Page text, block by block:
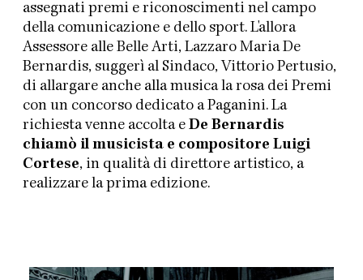
assegnati premi e riconoscimenti nel campo
della comunicazione e dello sport. L'allora
Assessore alle Belle Arti, Lazzaro Maria De
Bernardis, suggerì al Sindaco, Vittorio Pertusio,
di allargare anche alla musica la rosa dei Premi
con un concorso dedicato a Paganini. La
richiesta venne accolta e De Bernardis
chiamò il musicista e compositore Luigi
Cortese, in qualità di direttore artistico, a
realizzare la prima edizione.